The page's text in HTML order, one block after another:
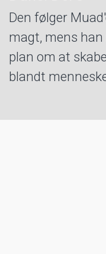
Den følger
magt, mens
plan om at
blandt